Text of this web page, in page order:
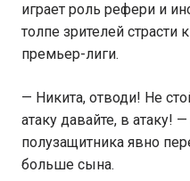
играет роль рефери и
толпе зрителей страсти
премьер-лиги.
— Никита, отводи! Не
атаку давайте, в атаку!
полузащитника явно
больше сына.